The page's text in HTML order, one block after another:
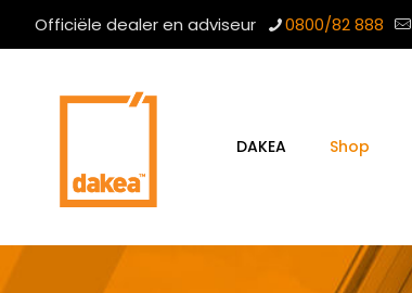
Officiële dealer en adviseur 0800/82 888
DAKEA Shop